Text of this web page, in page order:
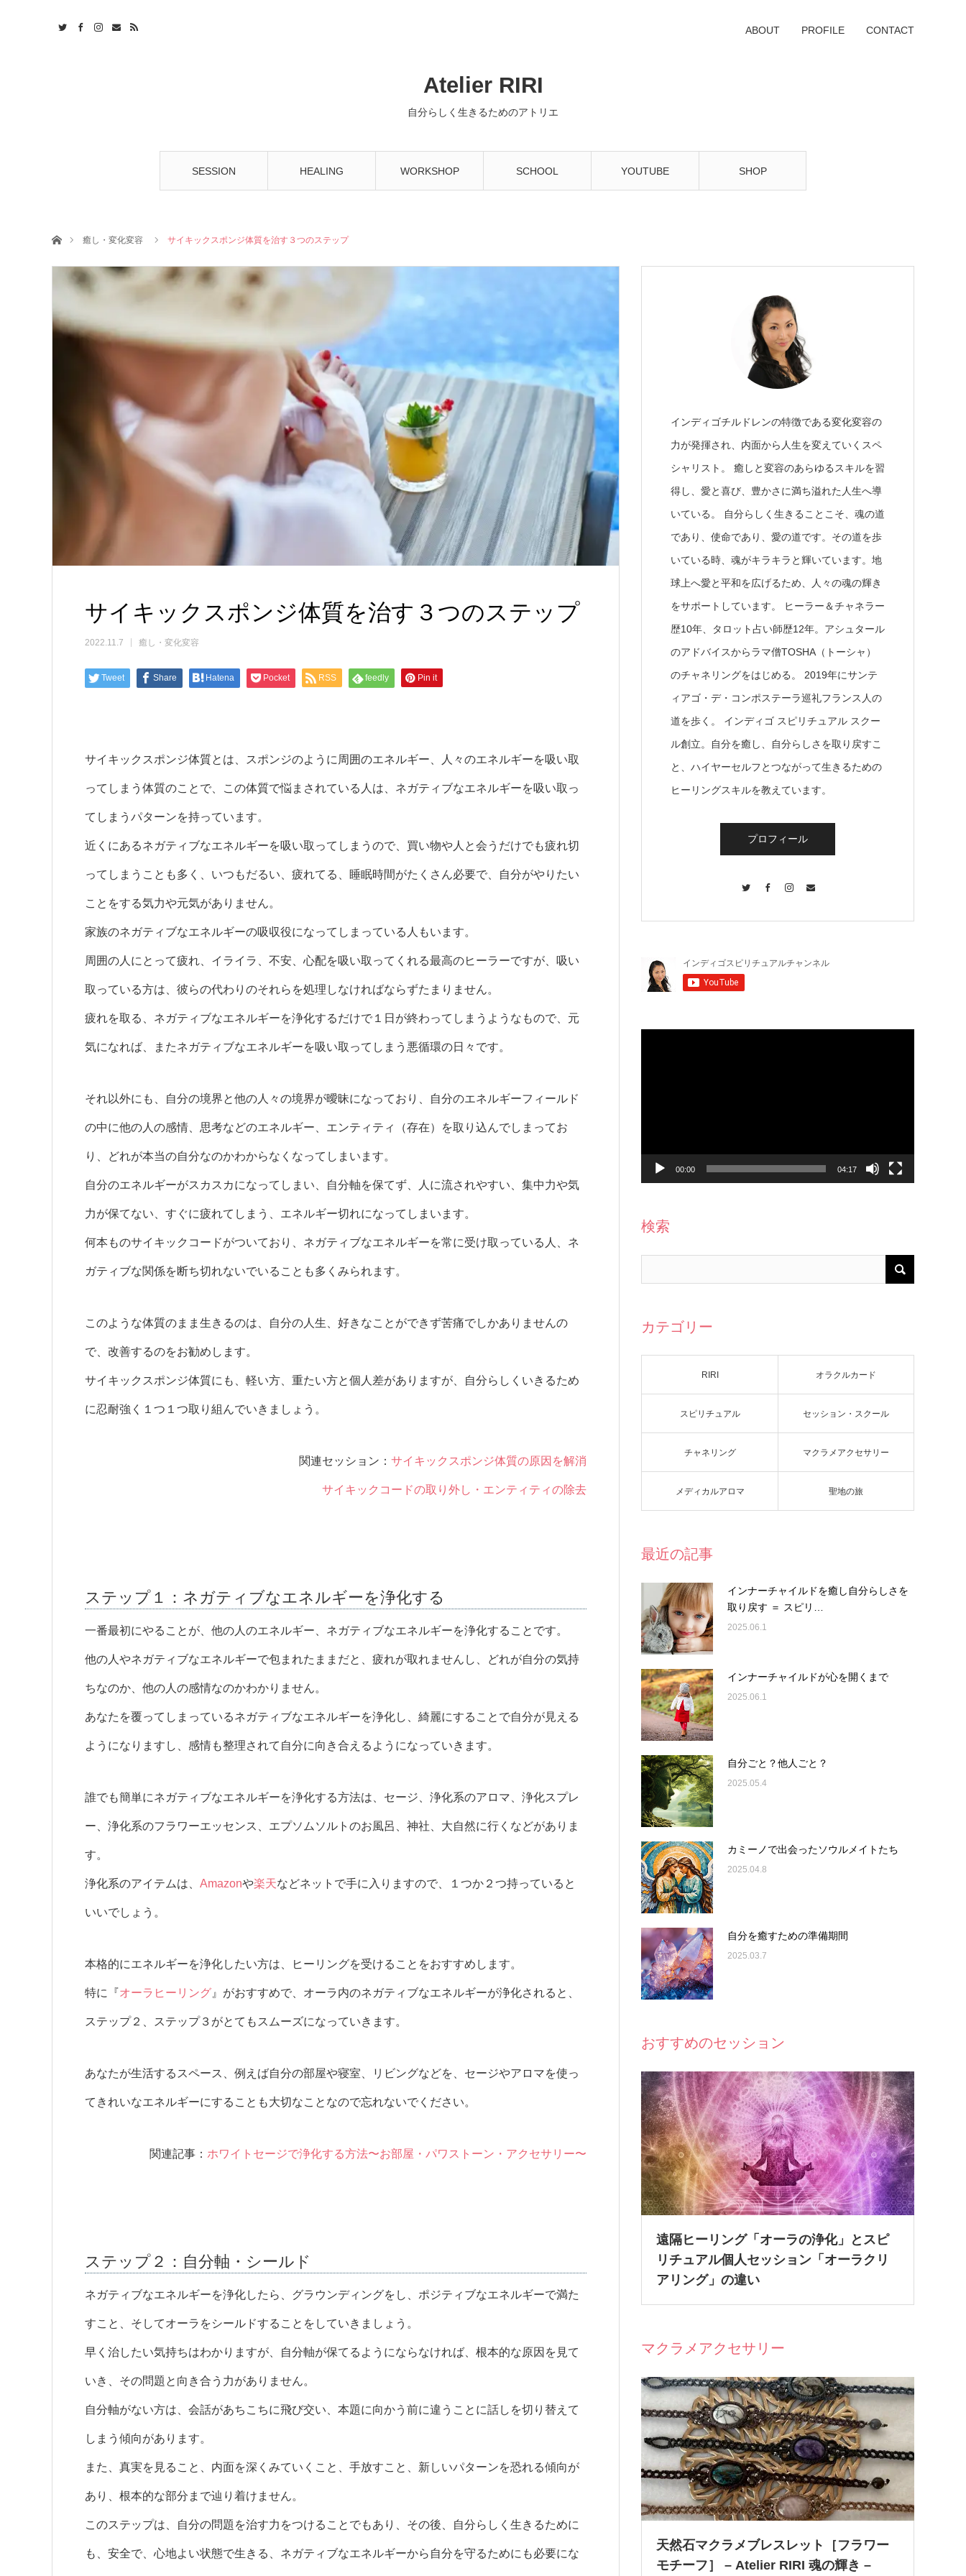
Atelier RIRI
自分らしく生きるためのアトリエ
SESSION HEALING WORKSHOP SCHOOL YOUTUBE SHOP
ABOUT PROFILE CONTACT
ホーム癒し・変化変容 サイキックスポンジ体質を治す３つのステップ
サイキックスポンジ体質を治す３つのステップ
2022.11.7 癒し・変化変容
Tweet Share Hatena Pocket RSS feedly Pin it
サイキックスポンジ体質とは、スポンジのように周囲のエネルギー、人々のエネルギーを吸い取
ってしまう体質のことで、この体質で悩まされている人は、ネガティブなエネルギーを吸い取っ
てしまうパターンを持っています。
近くにあるネガティブなエネルギーを吸い取ってしまうので、買い物や人と会うだけでも疲れ切
ってしまうことも多く、いつもだるい、疲れてる、睡眠時間がたくさん必要で、自分がやりたい
ことをする気力や元気がありません。
家族のネガティブなエネルギーの吸収役になってしまっている人もいます。
周囲の人にとって疲れ、イライラ、不安、心配を吸い取ってくれる最高のヒーラーですが、吸い
取っている方は、彼らの代わりのそれらを処理しなければならずたまりません。
疲れを取る、ネガティブなエネルギーを浄化するだけで１日が終わってしまうようなもので、元
気になれば、またネガティブなエネルギーを吸い取ってしまう悪循環の日々です。
それ以外にも、自分の境界と他の人々の境界が曖昧になっており、自分のエネルギーフィールド
の中に他の人の感情、思考などのエネルギー、エンティティ（存在）を取り込んでしまってお
り、どれが本当の自分なのかわからなくなってしまいます。
自分のエネルギーがスカスカになってしまい、自分軸を保てず、人に流されやすい、集中力や気
力が保てない、すぐに疲れてしまう、エネルギー切れになってしまいます。
何本ものサイキックコードがついており、ネガティブなエネルギーを常に受け取っている人、ネ
ガティブな関係を断ち切れないでいることも多くみられます。
このような体質のまま生きるのは、自分の人生、好きなことができず苦痛でしかありませんの
で、改善するのをお勧めします。
サイキックスポンジ体質にも、軽い方、重たい方と個人差がありますが、自分らしくいきるため
に忍耐強く１つ１つ取り組んでいきましょう。
関連セッション： サイキックスポンジ体質の原因を解消
サイキックコードの取り外し・エンティティの除去
ステップ１：ネガティブなエネルギーを浄化する
一番最初にやることが、他の人のエネルギー、ネガティブなエネルギーを浄化することです。
他の人やネガティブなエネルギーで包まれたままだと、疲れが取れませんし、どれが自分の気持
ちなのか、他の人の感情なのかわかりません。
あなたを覆ってしまっているネガティブなエネルギーを浄化し、綺麗にすることで自分が見える
ようになりますし、感情も整理されて自分に向き合えるようになっていきます。
誰でも簡単にネガティブなエネルギーを浄化する方法は、セージ、浄化系のアロマ、浄化スプレ
ー、浄化系のフラワーエッセンス、エプソムソルトのお風呂、神社、大自然に行くなどがありま
す。
浄化系のアイテムは、 Amazonや楽天などネットで手に入りますので、１つか２つ持っていると
いいでしょう。
本格的にエネルギーを浄化したい方は、ヒーリングを受けることをおすすめします。
特に『オーラヒーリング 』がおすすめで、オーラ内のネガティブなエネルギーが浄化されると、
ステップ２、ステップ３がとてもスムーズになっていきます。
あなたが生活するスペース、例えば自分の部屋や寝室、リビングなどを、セージやアロマを使っ
てきれいなエネルギーにすることも大切なことなので忘れないでください。
関連記事： ホワイトセージで浄化する方法〜お部屋・パワストーン・アクセサリー〜
ステップ２：自分軸・シールド
ネガティブなエネルギーを浄化したら、グラウンディングをし、ポジティブなエネルギーで満た
すこと、そしてオーラをシールドすることをしていきましょう。
早く治したい気持ちはわかりますが、自分軸が保てるようにならなければ、根本的な原因を見て
いき、その問題と向き合う力がありません。
自分軸がない方は、会話があちこちに飛び交い、本題に向かう前に違うことに話しを切り替えて
しまう傾向があります。
また、真実を見ること、内面を深くみていくこと、手放すこと、新しいパターンを恐れる傾向が
あり、根本的な部分まで辿り着けません。
このステップは、自分の問題を治す力をつけることでもあり、その後、自分らしく生きるために
も、安全で、心地よい状態で生きる、ネガティブなエネルギーから自分を守るためにも必要にな
インディゴチルドレンの特徴である変化変容の
力が発揮され、内面から人生を変えていくスペ
シャリスト。 癒しと変容のあらゆるスキルを習
得し、愛と喜び、豊かさに満ち溢れた人生へ導
いている。 自分らしく生きることこそ、魂の道
であり、使命であり、愛の道です。その道を歩
いている時、魂がキラキラと輝いています。地
球上へ愛と平和を広げるため、人々の魂の輝き
をサポートしています。 ヒーラー＆チャネラー
歴10年、タロット占い師歴12年。アシュタール
のアドバイスからラマ僧TOSHA（トーシャ）
のチャネリングをはじめる。 2019年にサンテ
ィアゴ・デ・コンポステーラ巡礼フランス人の
道を歩く。 インディゴ スピリチュアル スクー
ル創立。自分を癒し、自分らしさを取り戻すこ
と、ハイヤーセルフとつながって生きるための
ヒーリングスキルを教えています。
プロフィール
00:00 04:17
検索
カテゴリー
RIRI オラクルカード
スピリチュアル セッション・スクール
チャネリング マクラメアクセサリー
メディカルアロマ 聖地の旅
最近の記事
インナーチャイルドを癒し自分らしさを
取り戻す ＝ スピリ…
2025.06.1
インナーチャイルドが心を開くまで
2025.06.1
自分ごと？他人ごと？
2025.05.4
カミーノで出会ったソウルメイトたち
2025.04.8
自分を癒すための準備期間
2025.03.7
おすすめのセッション
遠隔ヒーリング「オーラの浄化」とスピ
リチュアル個人セッション「オーラクリ
アリング」の違い
マクラメアクセサリー
天然石マクラメブレスレット［フラワー
モチーフ］ – Atelier RIRI 魂の輝き –